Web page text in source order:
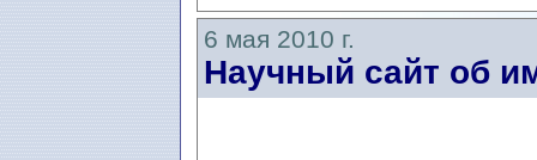
6 мая 2010 г.
Научный сайт об